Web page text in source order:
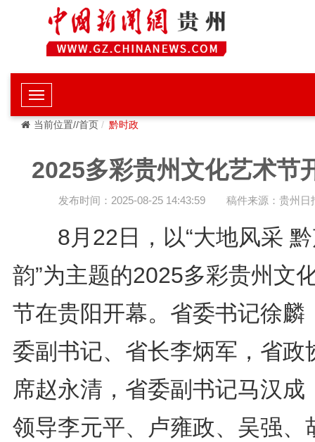
当前位置//首页 黔时政
2025多彩贵州文化艺术节
发布时间：2025-08-25 14:43:59 稿件来源：贵州日
8月22日，以“大地风采 黔
韵”为主题的2025多彩贵州文
节在贵阳开幕。省委书记徐麟
委副书记、省长李炳军，省政
席赵永清，省委副书记马汉成
领导李元平、卢雍政、吴强、